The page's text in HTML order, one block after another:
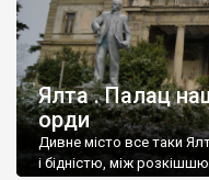
Ялта . Палац
орди
Дивне місто все таки
і бідністю, між